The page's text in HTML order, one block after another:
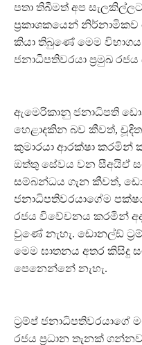
පතා තිබීමත් අප
ප‍්‍රකාශකයෙන්
කියා තිබුණේ මෙම විභාගය
ජනාධිපතිවරයා ප‍්‍රමුඛ
ඇමෙරිකානු ජනාධිපති
හෙළාදකින බව කීවත්,
කුමාරයා ආරක්ෂා කරමින්
ඔත්තු සේවය වන සීඅයිඒ
සම්බන්ධය ගැන කීවත්,
ජනාධිපතිවරයාගේම
රජය විවේචනය කරමින්
වුණේ නැහැ. ඩොනල්ඞ්
මෙම ඝාතනය අතර කිසිදු
පෙනෙන්නේ නැහැ.
ට‍්‍රම්ප් ජනාධිපතිවරයාගේ
රජය ප‍්‍රධාන තැනක්